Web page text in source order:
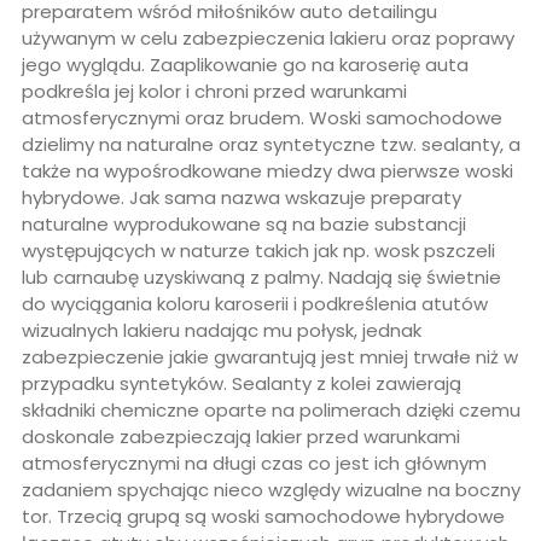
preparatem wśród miłośników auto detailingu
używanym w celu zabezpieczenia lakieru oraz poprawy
jego wyglądu. Zaaplikowanie go na karoserię auta
podkreśla jej kolor i chroni przed warunkami
atmosferycznymi oraz brudem. Woski samochodowe
dzielimy na naturalne oraz syntetyczne tzw. sealanty, a
także na wypośrodkowane miedzy dwa pierwsze woski
hybrydowe. Jak sama nazwa wskazuje preparaty
naturalne wyprodukowane są na bazie substancji
występujących w naturze takich jak np. wosk pszczeli
lub carnaubę uzyskiwaną z palmy. Nadają się świetnie
do wyciągania koloru karoserii i podkreślenia atutów
wizualnych lakieru nadając mu połysk, jednak
zabezpieczenie jakie gwarantują jest mniej trwałe niż w
przypadku syntetyków. Sealanty z kolei zawierają
składniki chemiczne oparte na polimerach dzięki czemu
doskonale zabezpieczają lakier przed warunkami
atmosferycznymi na długi czas co jest ich głównym
zadaniem spychając nieco względy wizualne na boczny
tor. Trzecią grupą są woski samochodowe hybrydowe